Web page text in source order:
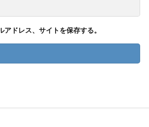
ドレス、サイトを保存する。